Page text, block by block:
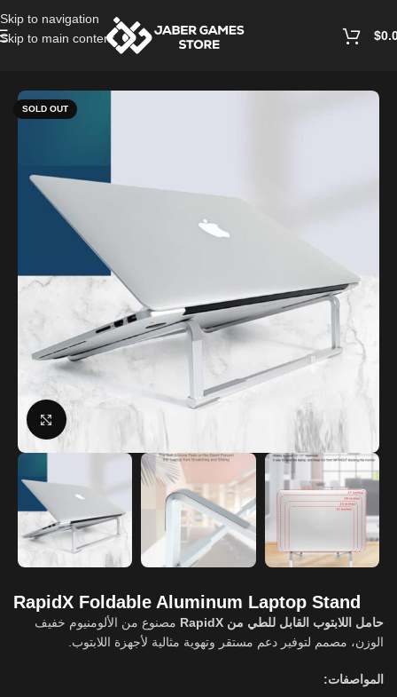
Skip to navigation
Skip to main content
$
SOLD OUT
Click to enlarge
RapidX Foldable Aluminum Laptop Stand
حامل اللابتوب القابل للطي من RapidX
مصنوع من الألومنيوم خفيف
الوزن، مصمم لتوفير دعم مستقر وتهوية مثالية لأجهزة اللابتوب.
المواصفات: